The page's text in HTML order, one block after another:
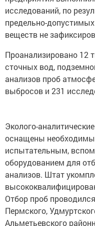
исследований, по
предельно-
веществ не
Проанализировано 12
сточных вод,
анализов проб
выбросов и 231
Эколого-
оснащены
испытательным,
оборудованием для
анализов. Штат
Отбор проб
Пермского,
Альметьевского